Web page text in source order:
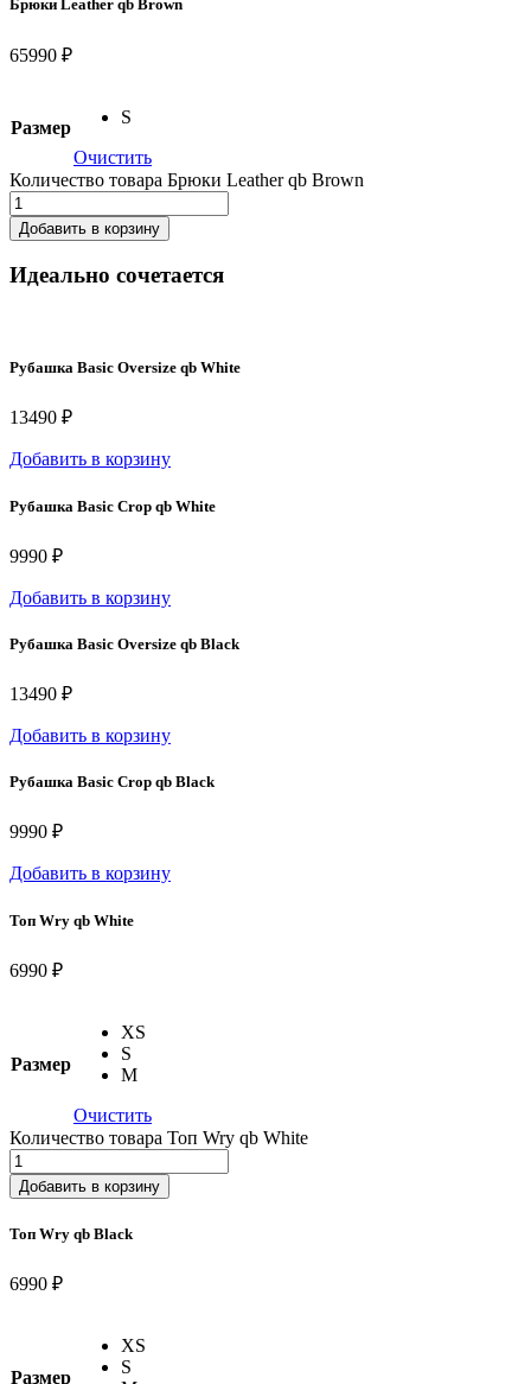
Брюки Leather qb Brown
65990 ₽
Размер
S
Очистить
Количество товара Брюки Leather qb Brown
Добавить в корзину
Идеально сочетается
Рубашка Basic Oversize qb White
13490 ₽
Добавить в корзину
Рубашка Basic Crop qb White
9990 ₽
Добавить в корзину
Рубашка Basic Oversize qb Black
13490 ₽
Добавить в корзину
Рубашка Basic Crop qb Black
9990 ₽
Добавить в корзину
Топ Wry qb White
6990 ₽
Размер
XS
S
M
Очистить
Количество товара Топ Wry qb White
Добавить в корзину
Топ Wry qb Black
6990 ₽
Размер
XS
S